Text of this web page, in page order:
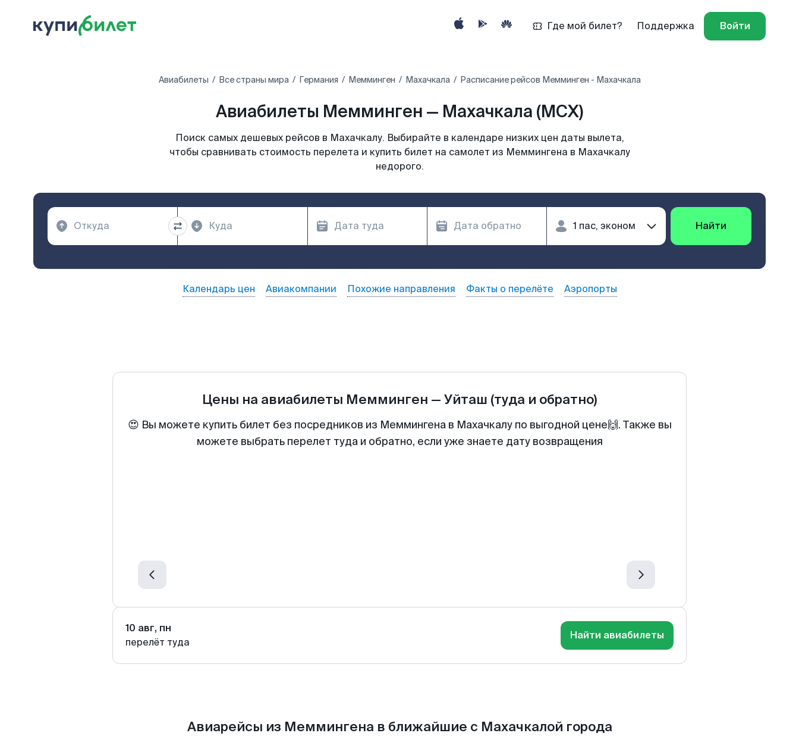
Где мой билет? Поддержка Войти
Авиабилеты Все страны мира Германия Мемминген Махачкала Расписание рейсов Мемминген - Махачкала
Авиабилеты Мемминген — Махачкала (MCX)
Поиск самых дешевых рейсов в Махачкалу. Выбирайте в календаре низких цен даты вылета,
чтобы сравнивать стоимость перелета и купить билет на самолет из Меммингена в Махачкалу
недорого.
Найти
Календарь цен Авиакомпании Похожие направления Факты о перелёте Аэропорты
Цены на авиабилеты Мемминген — Уйташ (туда и обратно)
😍 Вы можете купить билет без посредников из Меммингена в Махачкалу по выгодной цене🙌. Также вы
можете выбрать перелет туда и обратно, если уже знаете дату возвращения
10 авг, пн
перелёт туда
Найти авиабилеты
Авиарейсы из Меммингена в ближайшие с Махачкалой города